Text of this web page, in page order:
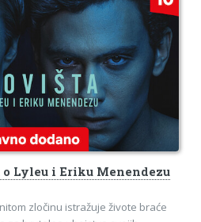
o Lyleu i Eriku Menendezu
zločinu istražuje živote braće